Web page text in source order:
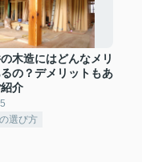
木造にはどんなメリ
の？デメリットもあ
介
選び方